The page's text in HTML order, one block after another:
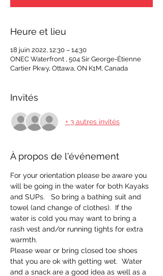
Heure et lieu
18 juin 2022, 12:30 – 14:30
ONEC Waterfront , 504 Sir George-Étienne
Cartier Pkwy, Ottawa, ON K1M, Canada
Invités
+ 3 autres invités
À propos de l'événement
For your orientation please be aware you
will be going in the water for both Kayaks
and SUPs.   So bring a bathing suit and
towel (and change of clothes).  If the
water is cold you may want to bring a
rash vest and/or running tights for extra
warmth.
Please wear or bring closed toe shoes
that you are ok with getting wet.  Water
and a snack are a good idea as well as a